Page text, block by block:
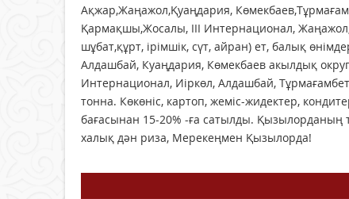
Ақжар,Жаңажол,Қуаңдария,
Қармақшы,Жосалы, ІІІ Интернационал,
шұбат,құрт, ірімшік, сүт, айран) ет, балық
Алдашбай, Куаңдария, Көмекбаев акылдық
Интернационал, Иіркөл, Алдашбай,
тонна. Көкөніс, картоп, жеміс-жидектер,
бағасынан 15-20% -ға сатылды.
халық дән риза, Мерекеңмен Қызылорда!